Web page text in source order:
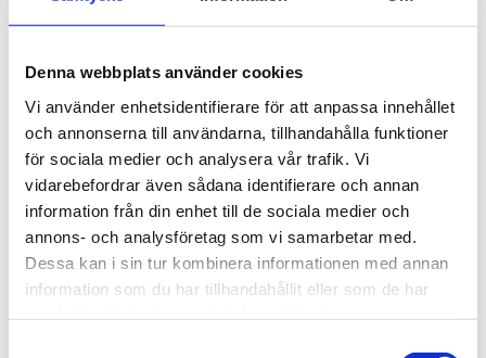
Denna webbplats använder cookies
Vi använder enhetsidentifierare för att anpassa innehållet
och annonserna till användarna, tillhandahålla funktioner
för sociala medier och analysera vår trafik. Vi
vidarebefordrar även sådana identifierare och annan
information från din enhet till de sociala medier och
annons- och analysföretag som vi samarbetar med.
Dessa kan i sin tur kombinera informationen med annan
information som du har tillhandahållit eller som de har
• Plug & Play enkelhet för enkel installation
Mått (BxDxH): 100x98x28mm